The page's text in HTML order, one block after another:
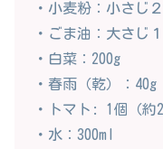
・小麦粉：小さじ２
・ごま油：大さじ１
・白菜：200g
・春雨（乾）：40g
・トマト: 1個（約
・水：300ml